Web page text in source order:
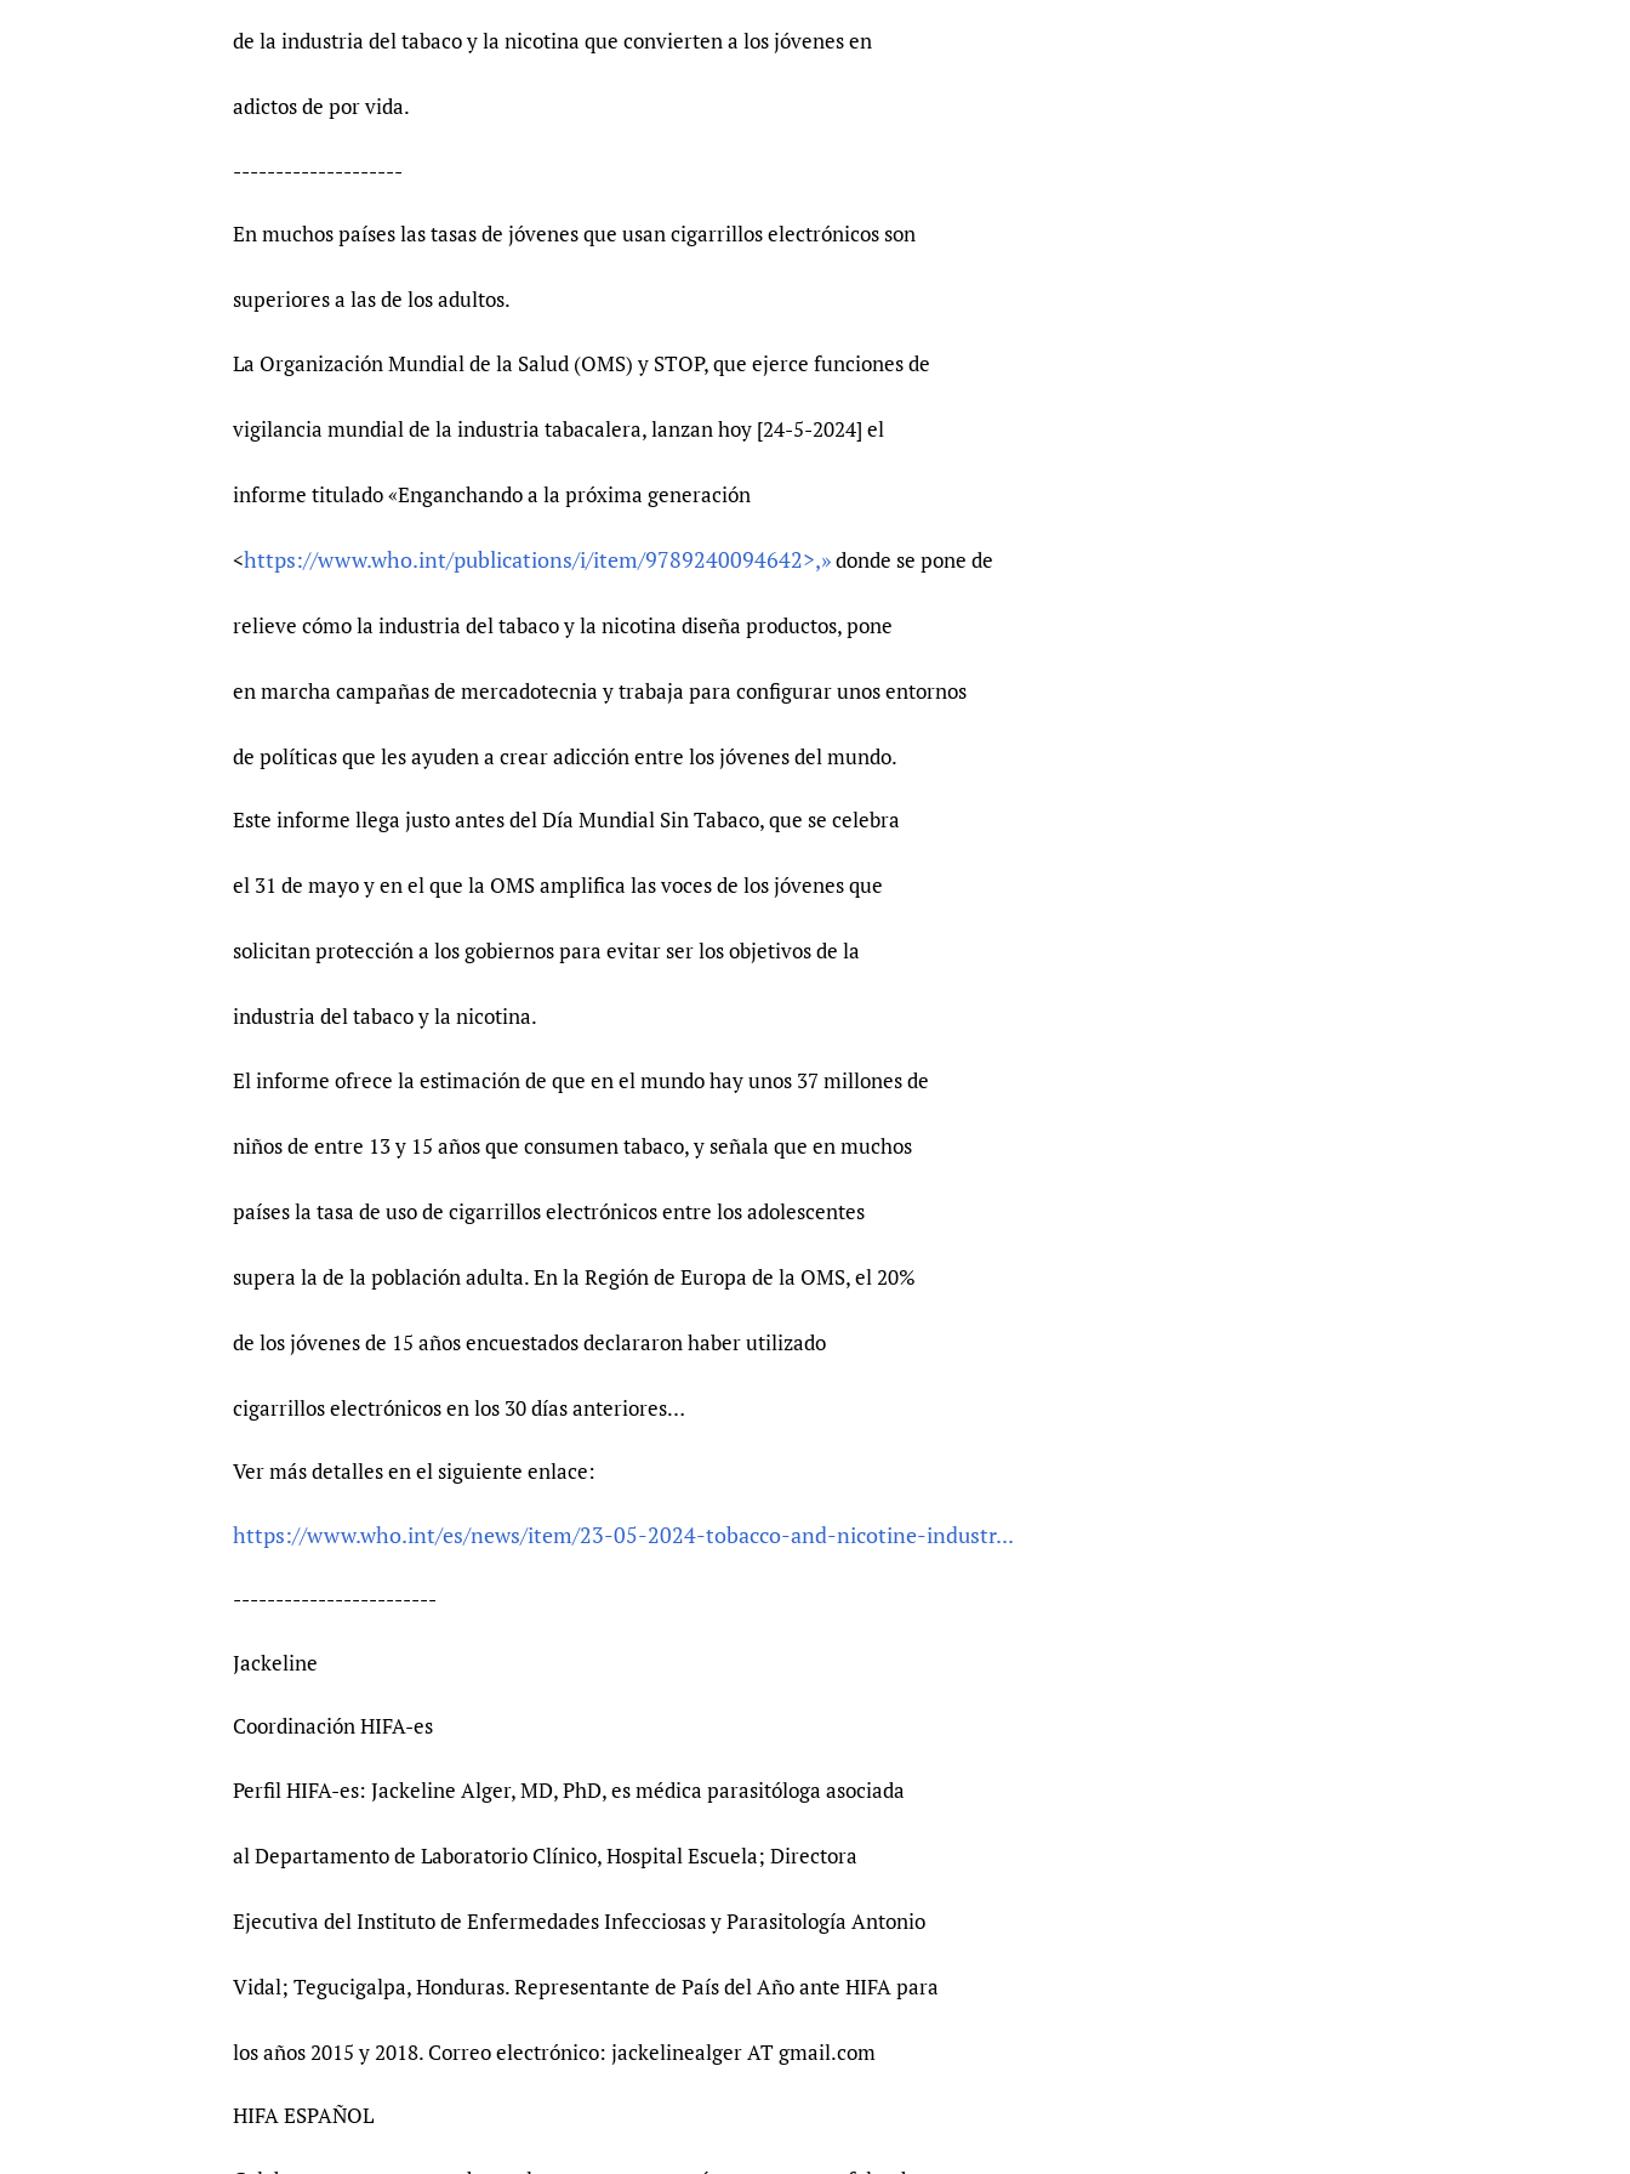
de la industria del tabaco y la nicotina que convierten a los jóvenes en
adictos de por vida.
--------------------
En muchos países las tasas de jóvenes que usan cigarrillos electrónicos son
superiores a las de los adultos.
La Organización Mundial de la Salud (OMS) y STOP, que ejerce funciones de
vigilancia mundial de la industria tabacalera, lanzan hoy [24-5-2024] el
informe titulado «Enganchando a la próxima generación
<https://www.who.int/publications/i/item/9789240094642>,»donde se pone de
relieve cómo la industria del tabaco y la nicotina diseña productos, pone
en marcha campañas de mercadotecnia y trabaja para configurar unos entornos
de políticas que les ayuden a crear adicción entre los jóvenes del mundo.
Este informe llega justo antes del Día Mundial Sin Tabaco, que se celebra
el 31 de mayo y en el que la OMS amplifica las voces de los jóvenes que
solicitan protección a los gobiernos para evitar ser los objetivos de la
industria del tabaco y la nicotina.
El informe ofrece la estimación de que en el mundo hay unos 37 millones de
niños de entre 13 y 15 años que consumen tabaco, y señala que en muchos
países la tasa de uso de cigarrillos electrónicos entre los adolescentes
supera la de la población adulta. En la Región de Europa de la OMS, el 20%
de los jóvenes de 15 años encuestados declararon haber utilizado
cigarrillos electrónicos en los 30 días anteriores…
Ver más detalles en el siguiente enlace:
https://www.who.int/es/news/item/23-05-2024-tobacco-and-nicotine-industr...
------------------------
Jackeline
Coordinación HIFA-es
Perfil HIFA-es: Jackeline Alger, MD, PhD, es médica parasitóloga asociada
al Departamento de Laboratorio Clínico, Hospital Escuela; Directora
Ejecutiva del Instituto de Enfermedades Infecciosas y Parasitología Antonio
Vidal; Tegucigalpa, Honduras. Representante de País del Año ante HIFA para
los años 2015 y 2018. Correo electrónico: jackelinealger AT gmail.com
HIFA ESPAÑOL